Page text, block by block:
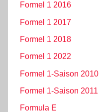
Formel 1 2016
Formel 1 2017
Formel 1 2018
Formel 1 2022
Formel 1-Saison 2010
Formel 1-Saison 2011
Formula E